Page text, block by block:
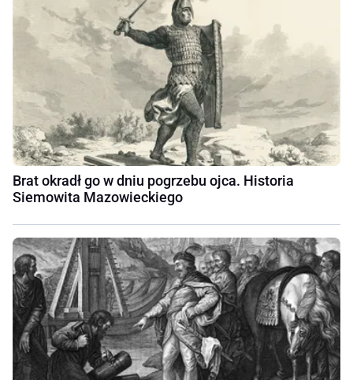
Brat okradł go w dniu pogrzebu ojca. Historia
Siemowita Mazowieckiego